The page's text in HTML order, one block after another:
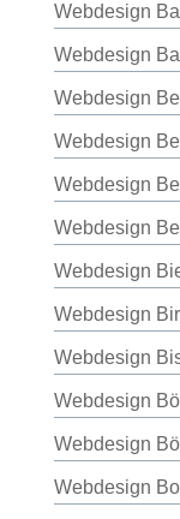
Webdesign
Webdesign
Webdesign
Webdesign
Webdesign
Webdesign
Webdesign
Webdesign
Webdesign
Webdesign
Webdesign
Webdesign